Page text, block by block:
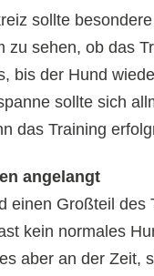
sollte
zu sehen, ob das
bis der Hund
sollte sich
das Training
angelangt
einen Großteil des
kein normales
aber an der Zeit,